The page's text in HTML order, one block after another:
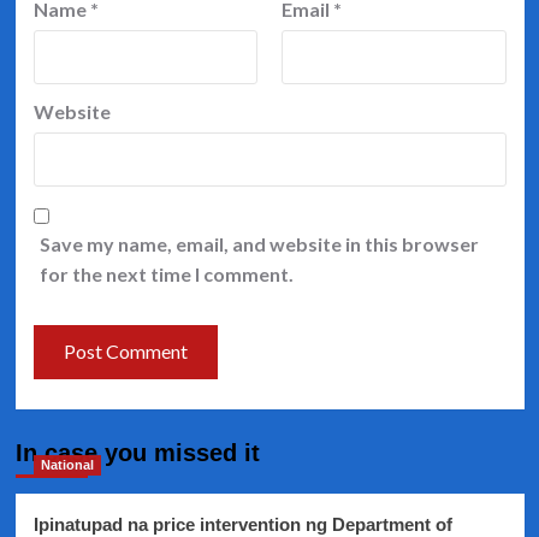
Name * Email *
Website
Save my name, email, and website in this browser
for the next time I comment.
In case you missed it
National
Ipinatupad na price intervention ng Department of